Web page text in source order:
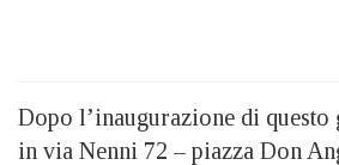
Dopo l’inaugurazione di
in via Nenni 72 – piazza Don